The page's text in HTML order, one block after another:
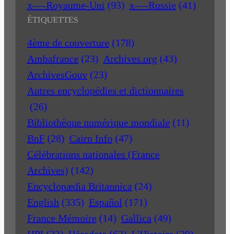
x—-Royaume-Uni (93) x—-Russie (41)
ÉTIQUETTES
4ème de couverture (178)
Ambafrance (23) Archives.org (43)
ArchivesGouv (23)
Autres encyclopédies et dictionnaires
(26)
Bibliothèque numérique mondiale (11)
BnF (28) Cairn Info (47)
Célébrations nationales (France
Archives) (142)
Encyclopædia Britannica (24)
English (335) Español (171)
France Mémoire (14) Gallica (49)